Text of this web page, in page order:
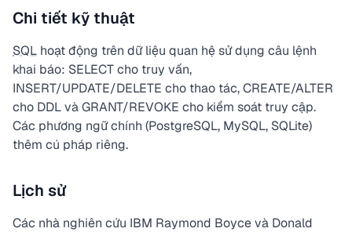
Chi tiết kỹ thuật
SQL hoạt động trên dữ liệu quan hệ sử dụng câu lệnh
khai báo: SELECT cho truy vấn,
INSERT/UPDATE/DELETE cho thao tác, CREATE/ALTER
cho DDL và GRANT/REVOKE cho kiểm soát truy cập.
Các phương ngữ chính (PostgreSQL, MySQL, SQLite)
thêm cú pháp riêng.
Lịch sử
Các nhà nghiên cứu IBM Raymond Boyce và Donald